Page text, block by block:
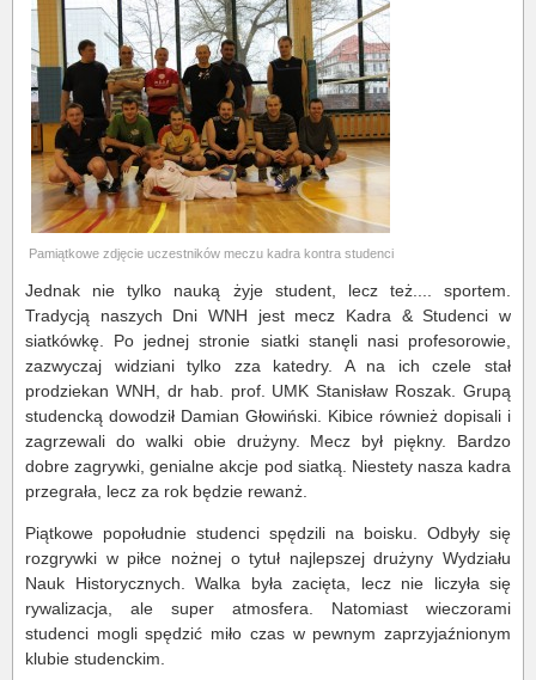
Pamiątkowe zdjęcie uczestników meczu kadra kontra studenci
Jednak nie tylko nauką żyje student, lecz też.... sportem.
Tradycją naszych Dni WNH jest mecz Kadra & Studenci w
siatkówkę. Po jednej stronie siatki stanęli nasi profesorowie,
zazwyczaj widziani tylko zza katedry. A na ich czele stał
prodziekan WNH, dr hab. prof. UMK Stanisław Roszak. Grupą
studencką dowodził Damian Głowiński. Kibice również dopisali i
zagrzewali do walki obie drużyny. Mecz był piękny. Bardzo
dobre zagrywki, genialne akcje pod siatką. Niestety nasza kadra
przegrała, lecz za rok będzie rewanż.
Piątkowe popołudnie studenci spędzili na boisku. Odbyły się
rozgrywki w piłce nożnej o tytuł najlepszej drużyny Wydziału
Nauk Historycznych. Walka była zacięta, lecz nie liczyła się
rywalizacja, ale super atmosfera. Natomiast wieczorami
studenci mogli spędzić miło czas w pewnym zaprzyjaźnionym
klubie studenckim.